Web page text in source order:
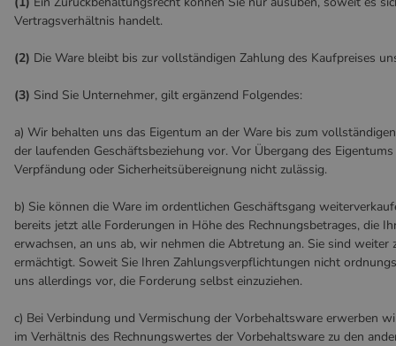
Vertragsverhältnis handelt.
(2) Die Ware bleibt bis zur vollständigen Zahlung des Kaufpreises
(3) Sind Sie Unternehmer, gilt ergänzend Folgendes:
a) Wir behalten uns das Eigentum an der Ware bis zum
der laufenden Geschäftsbeziehung vor. Vor Übergang des
Verpfändung oder Sicherheitsübereignung nicht zulässig.
b) Sie können die Ware im ordentlichen Geschäftsgang
bereits jetzt alle Forderungen in Höhe des Rechnungsbetrages, die
erwachsen, an uns ab, wir nehmen die Abtretung an. Sie sind weiter
ermächtigt. Soweit Sie Ihren Zahlungsverpflichtungen nicht
uns allerdings vor, die Forderung selbst einzuziehen.
c) Bei Verbindung und Vermischung der Vorbehaltsware erwerben
im Verhältnis des Rechnungswertes der Vorbehaltsware zu den